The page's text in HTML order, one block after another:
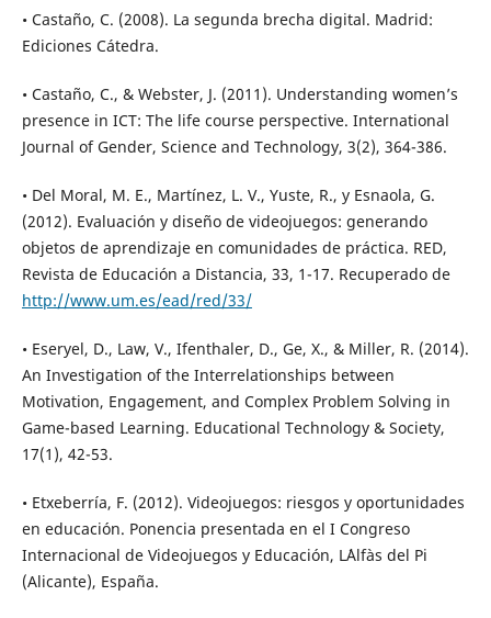
• Castaño, C. (2008). La segunda brecha digital. Madrid:
Ediciones Cátedra.
• Castaño, C., & Webster, J. (2011). Understanding women’s
presence in ICT: The life course perspective. International
Journal of Gender, Science and Technology, 3(2), 364-386.
• Del Moral, M. E., Martínez, L. V., Yuste, R., y Esnaola, G.
(2012). Evaluación y diseño de videojuegos: generando
objetos de aprendizaje en comunidades de práctica. RED,
Revista de Educación a Distancia, 33, 1-17. Recuperado de
http://www.um.es/ead/red/33/
• Eseryel, D., Law, V., Ifenthaler, D., Ge, X., & Miller, R. (2014).
An Investigation of the Interrelationships between
Motivation, Engagement, and Complex Problem Solving in
Game-based Learning. Educational Technology & Society,
17(1), 42-53.
• Etxeberría, F. (2012). Videojuegos: riesgos y oportunidades
en educación. Ponencia presentada en el I Congreso
Internacional de Videojuegos y Educación, L´Alfàs del Pi
(Alicante), España.